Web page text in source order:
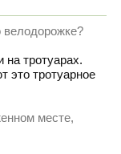
на тротуарах.
это тротуарное
месте,